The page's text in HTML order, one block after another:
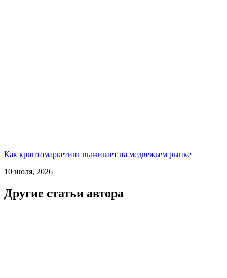
Как криптомаркетинг выживает на медвежьем рынке
10 июля, 2026
Другие статьи автора